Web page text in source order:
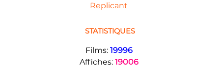
Replicant
STATISTIQUES
Films: 19996
Affiches: 19006